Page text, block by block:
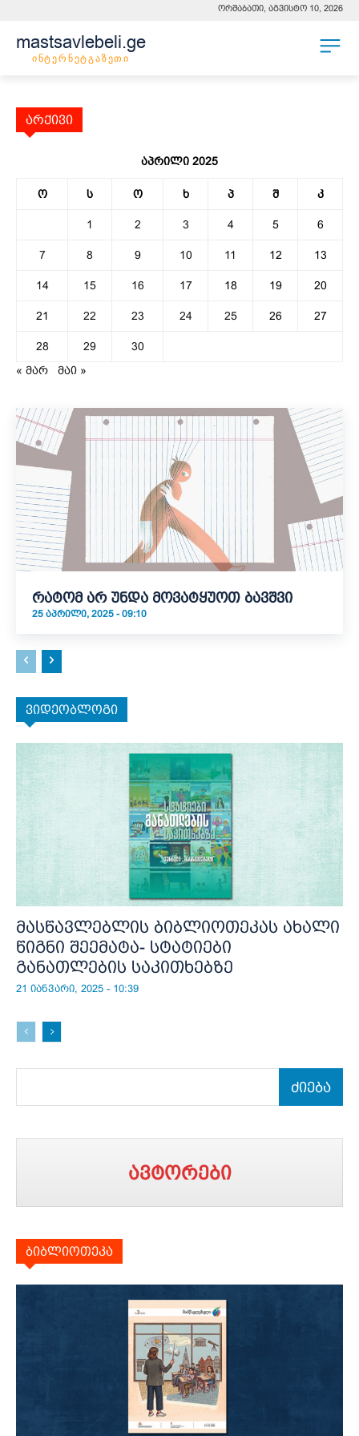
ორშაბათი, აგვისტო 10, 2026
mastsavlebeli.ge
ინტერნეტგაზეთი
არქივი
აპრილი 2025
ო ს ო ხ პ შ კ
1 2 3 4 5 6
7 8 9 10 11 12 13
14 15 16 17 18 19 20
21 22 23 24 25 26 27
28 29
30
« მარ
მაი »
რატომ არ უნდა მოვატყუოთ ბავშვი
25 ᲐᲞᲠᲘᲚᲘ, 2025 - 09:10
ვიდეობლოგი
მასწავლებლის ბიბლიოთეკას ახალი
წიგნი შეემატა- სტატიები
განათლების საკითხებზე
21 იანვარი, 2025 - 10:39
ძიება
ავტორები
ბიბლიოთეკა